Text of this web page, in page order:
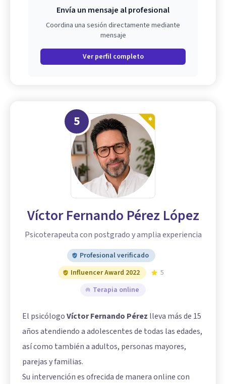
Envía un mensaje al profesional
Coordina una sesión directamente mediante
mensaje
Ver perfil completo
5
Víctor Fernando Pérez López
Psicoterapeuta con postgrado y amplia experiencia
Profesional verificado
Influencer Award 2022
5
Terapia online
El psicólogoVíctor Fernando Pérez lleva más de 15
años atendiendo a adolescentes de todas las edades,
así como también a adultos, personas mayores,
parejas y familias.
Su intervención es ofrecida de manera online con